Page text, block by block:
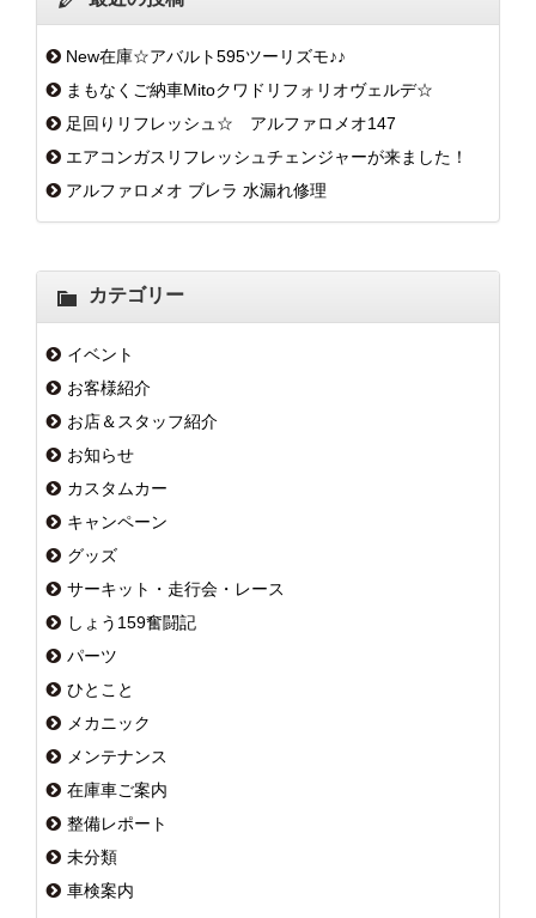
New在庫☆アバルト595ツーリズモ♪♪
まもなくご納車Mitoクワドリフォリオヴェルデ☆
足回りリフレッシュ☆ アルファロメオ147
エアコンガスリフレッシュチェンジャーが来ました！
アルファロメオ ブレラ 水漏れ修理
カテゴリー
イベント
お客様紹介
お店＆スタッフ紹介
お知らせ
カスタムカー
キャンペーン
グッズ
サーキット・走行会・レース
しょう159奮闘記
パーツ
ひとこと
メカニック
メンテナンス
在庫車ご案内
整備レポート
未分類
車検案内